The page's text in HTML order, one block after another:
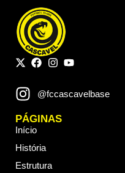
@fccascavelbase
PÁGINAS
Início
História
Estrutura